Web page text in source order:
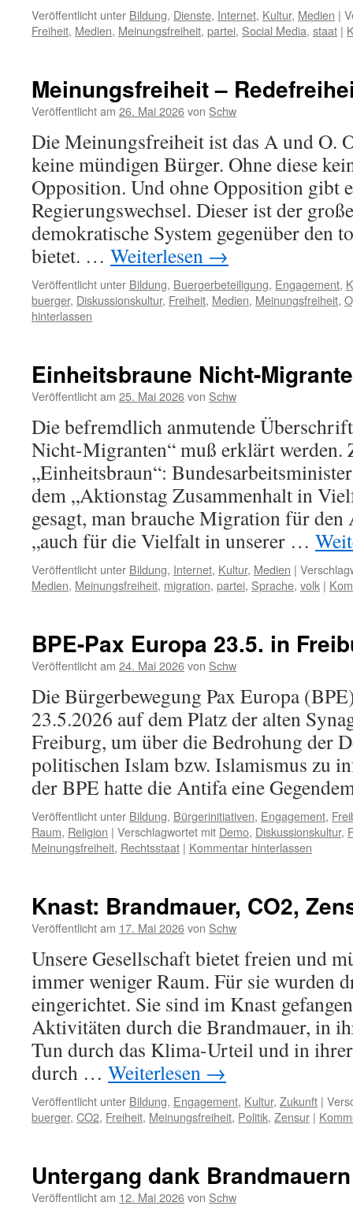
Veröffentlicht unter Bildung, Dienste, Internet, Kultur, Medien |
Freiheit, Medien, Meinungsfreiheit, partei, Social Media, staat |
Meinungsfreiheit –
Veröffentlicht am 26. Mai 2026von Schw
Die Meinungsfreiheit ist das A und O.
keine mündigen Bürger. Ohne diese
Opposition. Und ohne Opposition gibt
Regierungswechsel. Dieser ist der
demokratische System gegenüber den
bietet. … Weiterlesen →
Veröffentlicht unter Bildung, Buergerbeteiligung, Engagement,
buerger, Diskussionskultur, Freiheit, Medien, Meinungsfreiheit,
hinterlassen
Einheitsbraune Nicht-
Veröffentlicht am 25. Mai 2026von Schw
Die befremdlich anmutende
Nicht-Migranten“ muß erklärt werden.
„Einheitsbraun“:
dem „Aktionstag Zusammenhalt in
gesagt, man brauche Migration für
„auch für die Vielfalt in unserer …
Veröffentlicht unter Bildung, Internet, Kultur, Medien |
Medien, Meinungsfreiheit, migration, partei, Sprache, volk |
BPE-Pax Europa 23.5. in
Veröffentlicht am 24. Mai 2026von Schw
Die Bürgerbewegung Pax Europa
23.5.2026 auf dem Platz der alten
Freiburg, um über die Bedrohung der
politischen Islam bzw. Islamismus zu
der BPE hatte die Antifa eine
Veröffentlicht unter Bildung, Bürgerinitiativen, Engagement,
Raum, Religion | Verschlagwortet mit Demo, Diskussionskultur,
Meinungsfreiheit, Rechtsstaat | Kommentar hinterlassen
Knast: Brandmauer, CO2,
Veröffentlicht am 17. Mai 2026von Schw
Unsere Gesellschaft bietet freien und
immer weniger Raum. Für sie wurden
eingerichtet. Sie sind im Knast
Aktivitäten durch die Brandmauer, in
Tun durch das Klima-Urteil und in
durch … Weiterlesen →
Veröffentlicht unter Bildung, Engagement, Kultur, Zukunft |
buerger, CO2, Freiheit, Meinungsfreiheit, Politik, Zensur |
Untergang dank Brandmauern
Veröffentlicht am 12. Mai 2026von Schw